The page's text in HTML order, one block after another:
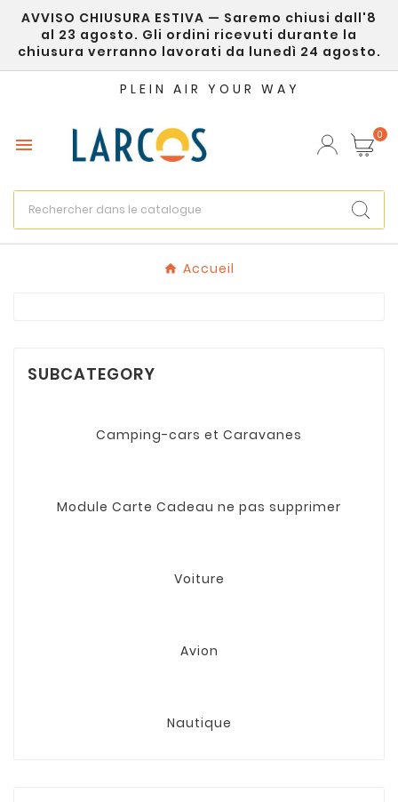
AVVISO CHIUSURA ESTIVA — Saremo chiusi dall'8
al 23 agosto. Gli ordini ricevuti durante la
chiusura verranno lavorati da lunedì 24 agosto.
PLEIN AIR YOUR WAY
 0
Accueil
SUBCATEGORY
Camping-cars et Caravanes
Module Carte Cadeau ne pas supprimer
Voiture
Avion
Nautique
Créer une liste d'envies ×
Nom de la liste d'envies
Annuler Créer une liste d'envies